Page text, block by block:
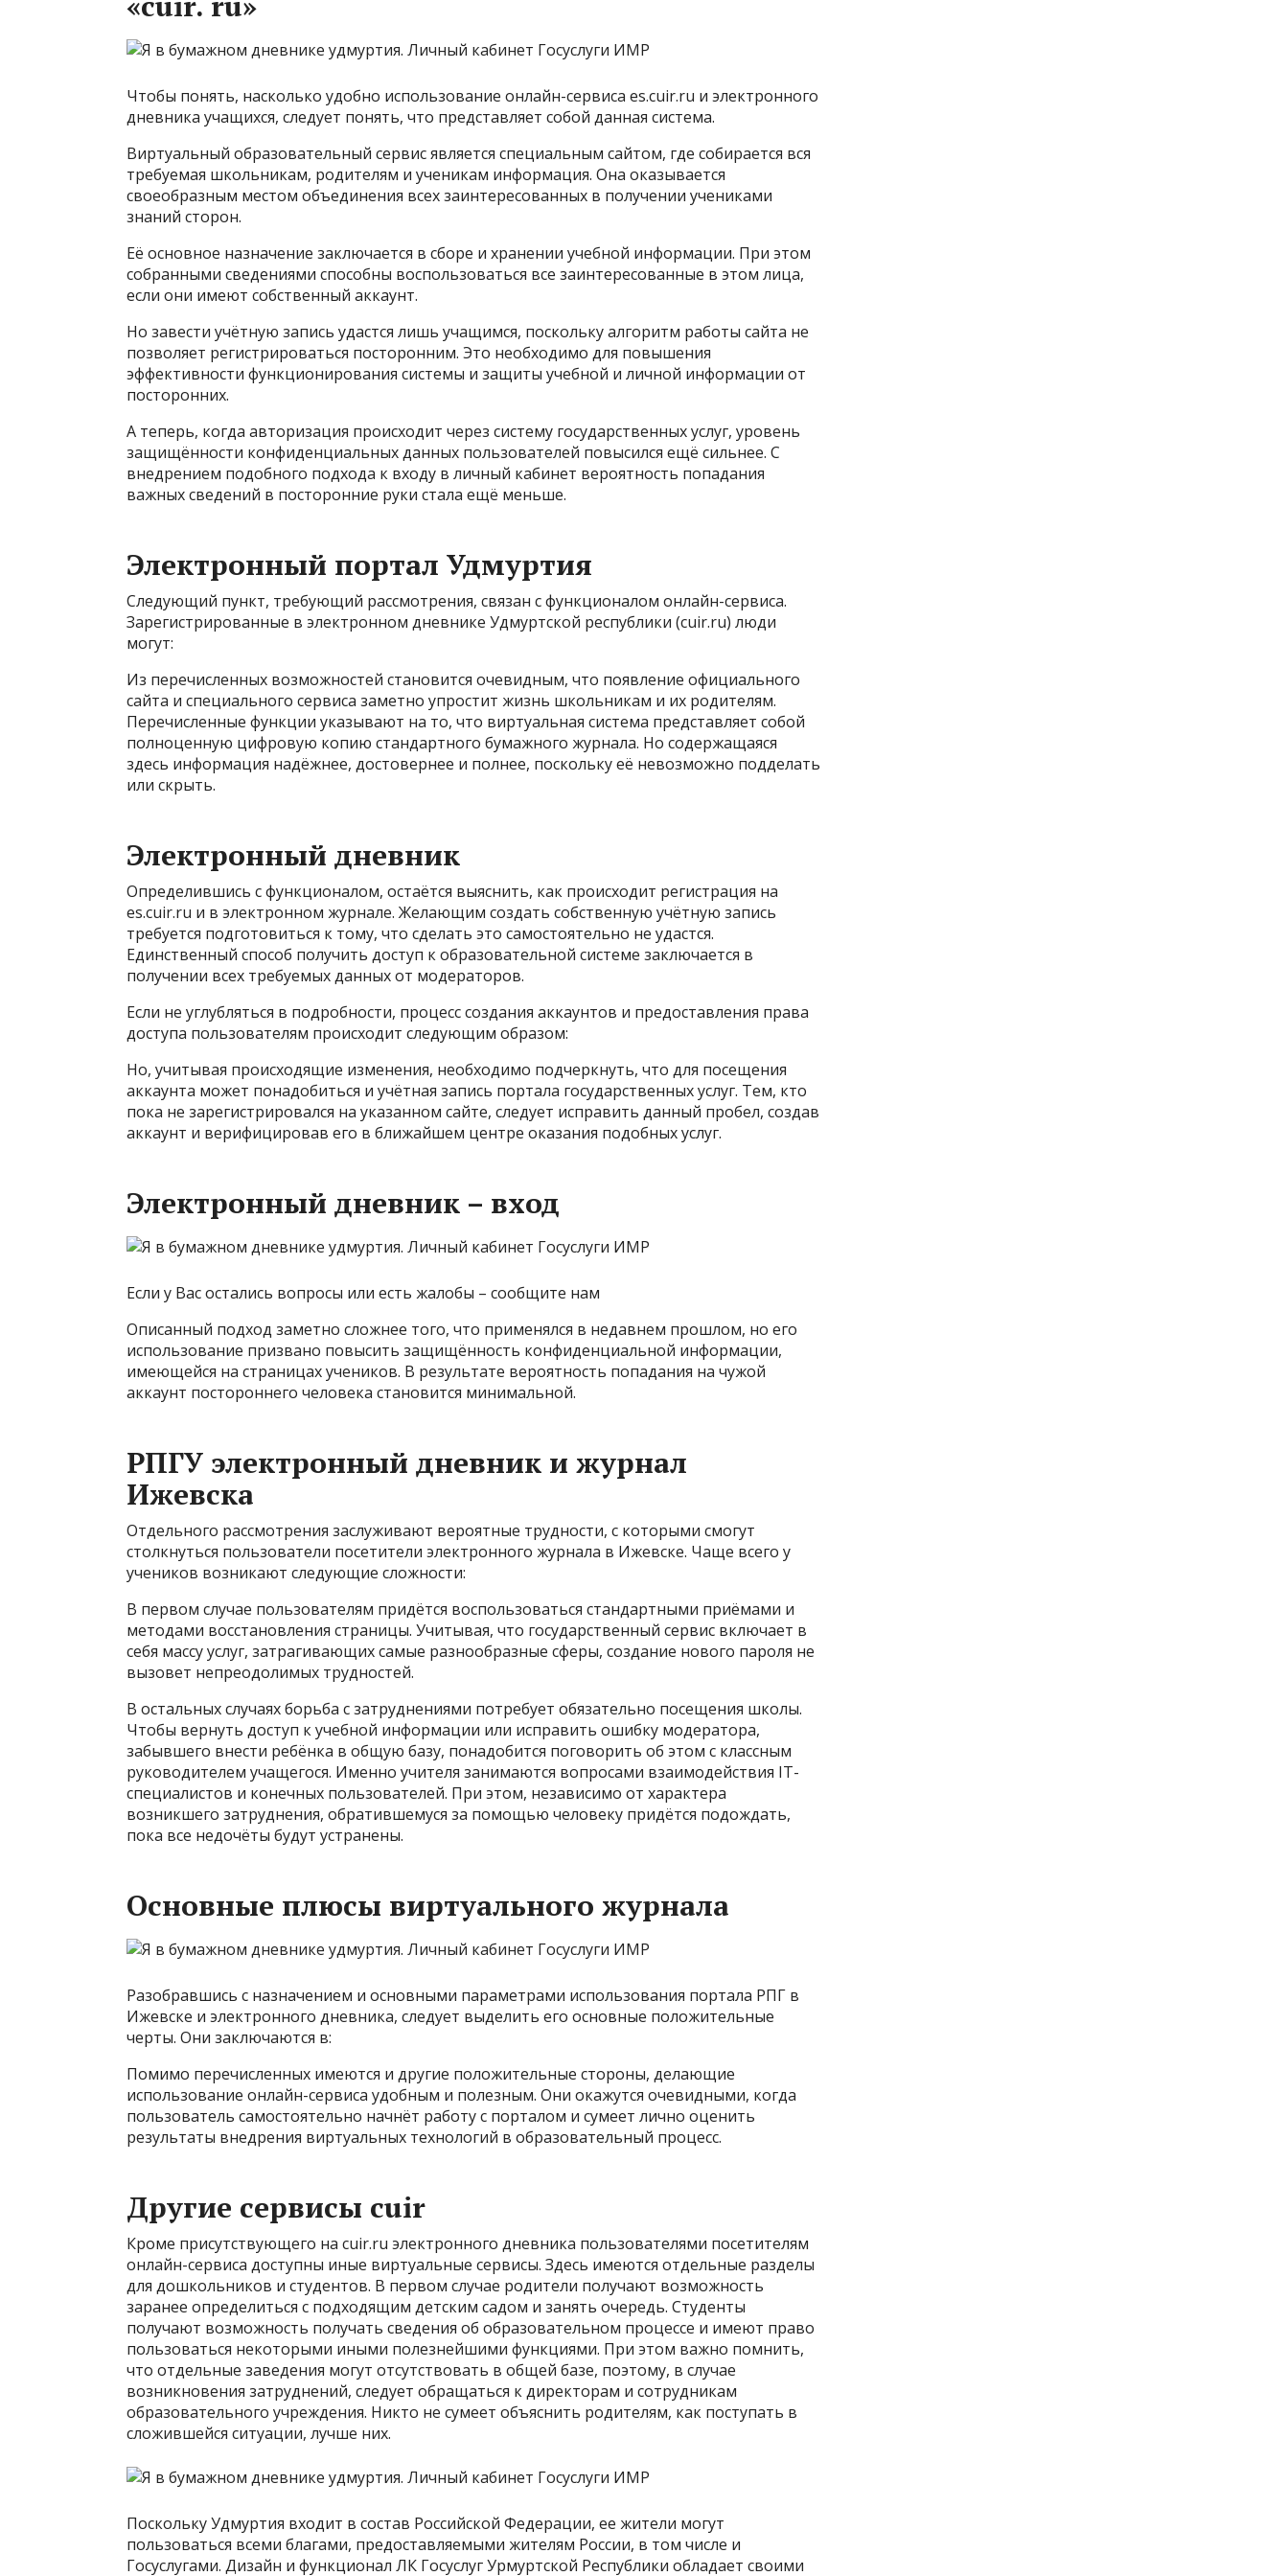
Чтобы понять, насколько удобно использование онлайн-сервиса es.cuir.ru и электронного
дневника учащихся, следует понять, что представляет собой данная система.
Виртуальный образовательный сервис является специальным сайтом, где собирается вся
требуемая школьникам, родителям и ученикам информация. Она оказывается
своеобразным местом объединения всех заинтересованных в получении учениками
знаний сторон.
Её основное назначение заключается в сборе и хранении учебной информации. При этом
собранными сведениями способны воспользоваться все заинтересованные в этом лица,
если они имеют собственный аккаунт.
Но завести учётную запись удастся лишь учащимся, поскольку алгоритм работы сайта не
позволяет регистрироваться посторонним. Это необходимо для повышения
эффективности функционирования системы и защиты учебной и личной информации от
посторонних.
А теперь, когда авторизация происходит через систему государственных услуг, уровень
защищённости конфиденциальных данных пользователей повысился ещё сильнее. С
внедрением подобного подхода к входу в личный кабинет вероятность попадания
важных сведений в посторонние руки стала ещё меньше.
Электронный портал Удмуртия
Следующий пункт, требующий рассмотрения, связан с функционалом онлайн-сервиса.
Зарегистрированные в электронном дневнике Удмуртской республики (cuir.ru) люди
могут:
Из перечисленных возможностей становится очевидным, что появление официального
сайта и специального сервиса заметно упростит жизнь школьникам и их родителям.
Перечисленные функции указывают на то, что виртуальная система представляет собой
полноценную цифровую копию стандартного бумажного журнала. Но содержащаяся
здесь информация надёжнее, достовернее и полнее, поскольку её невозможно подделать
или скрыть.
Электронный дневник
Определившись с функционалом, остаётся выяснить, как происходит регистрация на
es.cuir.ru и в электронном журнале. Желающим создать собственную учётную запись
требуется подготовиться к тому, что сделать это самостоятельно не удастся.
Единственный способ получить доступ к образовательной системе заключается в
получении всех требуемых данных от модераторов.
Если не углубляться в подробности, процесс создания аккаунтов и предоставления права
доступа пользователям происходит следующим образом:
Но, учитывая происходящие изменения, необходимо подчеркнуть, что для посещения
аккаунта может понадобиться и учётная запись портала государственных услуг. Тем, кто
пока не зарегистрировался на указанном сайте, следует исправить данный пробел, создав
аккаунт и верифицировав его в ближайшем центре оказания подобных услуг.
Электронный дневник – вход
Если у Вас остались вопросы или есть жалобы – сообщите нам
Описанный подход заметно сложнее того, что применялся в недавнем прошлом, но его
использование призвано повысить защищённость конфиденциальной информации,
имеющейся на страницах учеников. В результате вероятность попадания на чужой
аккаунт постороннего человека становится минимальной.
РПГУ электронный дневник и журнал
Ижевска
Отдельного рассмотрения заслуживают вероятные трудности, с которыми смогут
столкнуться пользователи посетители электронного журнала в Ижевске. Чаще всего у
учеников возникают следующие сложности:
В первом случае пользователям придётся воспользоваться стандартными приёмами и
методами восстановления страницы. Учитывая, что государственный сервис включает в
себя массу услуг, затрагивающих самые разнообразные сферы, создание нового пароля не
вызовет непреодолимых трудностей.
В остальных случаях борьба с затруднениями потребует обязательно посещения школы.
Чтобы вернуть доступ к учебной информации или исправить ошибку модератора,
забывшего внести ребёнка в общую базу, понадобится поговорить об этом с классным
руководителем учащегося. Именно учителя занимаются вопросами взаимодействия IT-
специалистов и конечных пользователей. При этом, независимо от характера
возникшего затруднения, обратившемуся за помощью человеку придётся подождать,
пока все недочёты будут устранены.
Основные плюсы виртуального журнала
Разобравшись с назначением и основными параметрами использования портала РПГ в
Ижевске и электронного дневника, следует выделить его основные положительные
черты. Они заключаются в:
Помимо перечисленных имеются и другие положительные стороны, делающие
использование онлайн-сервиса удобным и полезным. Они окажутся очевидными, когда
пользователь самостоятельно начнёт работу с порталом и сумеет лично оценить
результаты внедрения виртуальных технологий в образовательный процесс.
Другие сервисы cuir
Кроме присутствующего на cuir.ru электронного дневника пользователями посетителям
онлайн-сервиса доступны иные виртуальные сервисы. Здесь имеются отдельные разделы
для дошкольников и студентов. В первом случае родители получают возможность
заранее определиться с подходящим детским садом и занять очередь. Студенты
получают возможность получать сведения об образовательном процессе и имеют право
пользоваться некоторыми иными полезнейшими функциями. При этом важно помнить,
что отдельные заведения могут отсутствовать в общей базе, поэтому, в случае
возникновения затруднений, следует обращаться к директорам и сотрудникам
образовательного учреждения. Никто не сумеет объяснить родителям, как поступать в
сложившейся ситуации, лучше них.
Поскольку Удмуртия входит в состав Российской Федерации, ее жители могут
пользоваться всеми благами, предоставляемыми жителям России, в том числе и
Госуслугами. Дизайн и функционал ЛК Госуслуг Урмуртской Республики обладает своими